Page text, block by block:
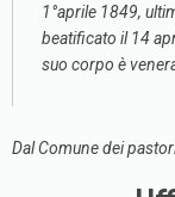
1°aprile 1849,
beatificato il 14
suo corpo è
Dal Comune dei